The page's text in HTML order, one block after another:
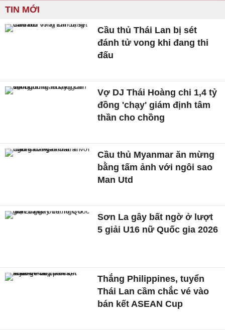
TIN MỚI
Cầu thủ Thái Lan bị sét
đánh tử vong khi đang thi
đấu
Vợ DJ Thái Hoàng chi 1,4 tỷ
đồng 'chạy' giám định tâm
thần cho chồng
Cầu thủ Myanmar ăn mừng
bằng tấm ảnh với ngôi sao
Man Utd
Sơn La gây bất ngờ ở lượt
5 giải U16 nữ Quốc gia 2026
Thắng Philippines, tuyển
Thái Lan cầm chắc vé vào
bán kết ASEAN Cup